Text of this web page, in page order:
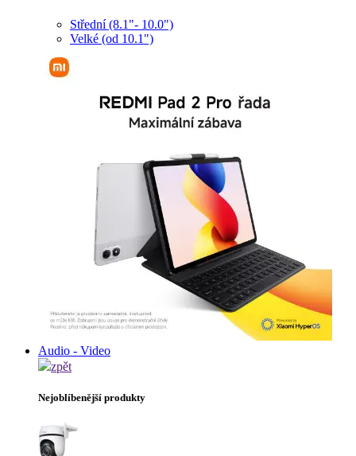
Střední (8.1"- 10.0")
Velké (od 10.1")
Audio - Video
zpět
Nejoblíbenější produkty